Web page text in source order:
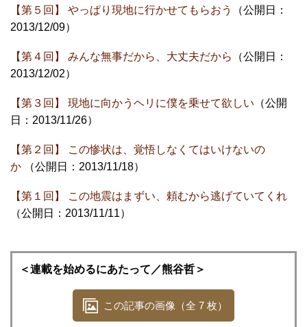
【第５回】 やっぱり現地に行かせてもらおう
（公開日：
2013/12/09）
【第４回】 みんな無事だから、大丈夫だから
（公開日：
2013/12/02）
【第３回】 現地に向かうヘリに僕を乗せて欲しい （公開
日：2013/11/26）
【第２回】 この惨状は、覚悟しなくてはいけないの
か
（公開日：2013/11/18）
【第１回】 この地震はまずい、頼むから逃げていてくれ
（公開日：2013/11/11）
＜連載を始めるにあたって／熊谷哲＞
この記事の画像（全 7 枚）